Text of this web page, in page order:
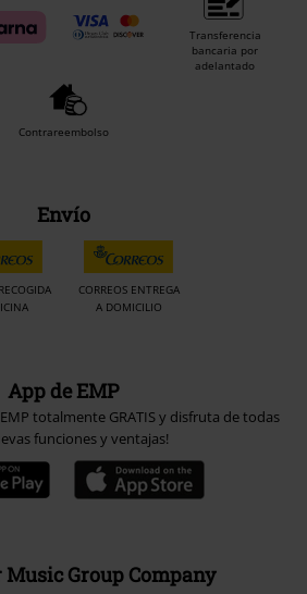
Transferencia
bancaria por
adelantado
Contrareembolso
Envío
CORREOS ENTREGA
A DOMICILIO
App de EMP
totalmente GRATIS y disfruta de todas
funciones y ventajas!
Group Company